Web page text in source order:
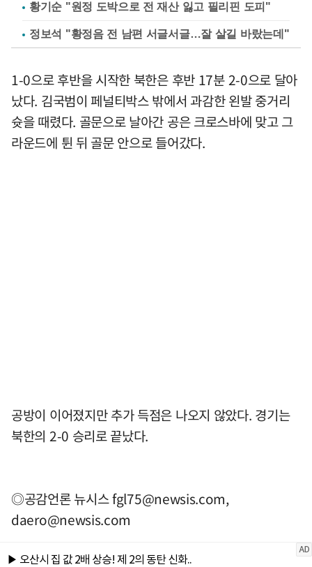
황기순 "원정 도박으로 전 재산 잃고 필리핀 도피"
정보석 "황정음 전 남편 서글서글…잘 살길 바랐는데"
1-0으로 후반을 시작한 북한은 후반 17분 2-0으로 달아
났다. 김국범이 페널티박스 밖에서 과감한 왼발 중거리
슛을 때렸다. 골문으로 날아간 공은 크로스바에 맞고 그
라운드에 튄 뒤 골문 안으로 들어갔다.
공방이 이어졌지만 추가 득점은 나오지 않았다. 경기는
북한의 2-0 승리로 끝났다.
◎공감언론 뉴시스fgl75@newsis.com,
daero@newsis.com